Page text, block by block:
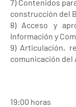
7) Contenidos
construcción del
8) Acceso y
Información y
9) Articulación,
comunicación del
19:00 horas